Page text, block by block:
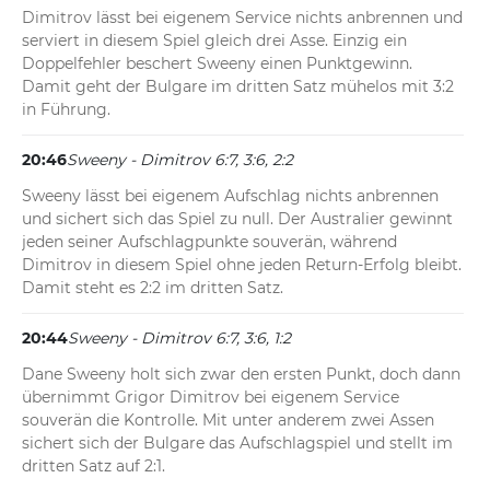
Dimitrov lässt bei eigenem Service nichts anbrennen und
serviert in diesem Spiel gleich drei Asse. Einzig ein
Doppelfehler beschert Sweeny einen Punktgewinn.
Damit geht der Bulgare im dritten Satz mühelos mit 3:2
in Führung.
20:46Sweeny - Dimitrov 6:7, 3:6, 2:2
Sweeny lässt bei eigenem Aufschlag nichts anbrennen
und sichert sich das Spiel zu null. Der Australier gewinnt
jeden seiner Aufschlagpunkte souverän, während
Dimitrov in diesem Spiel ohne jeden Return-Erfolg bleibt.
Damit steht es 2:2 im dritten Satz.
20:44Sweeny - Dimitrov 6:7, 3:6, 1:2
Dane Sweeny holt sich zwar den ersten Punkt, doch dann
übernimmt Grigor Dimitrov bei eigenem Service
souverän die Kontrolle. Mit unter anderem zwei Assen
sichert sich der Bulgare das Aufschlagspiel und stellt im
dritten Satz auf 2:1.